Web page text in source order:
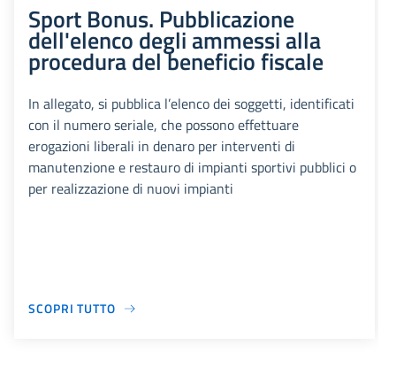
Sport Bonus. Pubblicazione
dell'elenco degli ammessi alla
procedura del beneficio fiscale
In allegato, si pubblica l’elenco dei soggetti, identificati
con il numero seriale, che possono effettuare
erogazioni liberali in denaro per interventi di
manutenzione e restauro di impianti sportivi pubblici o
per realizzazione di nuovi impianti
SCOPRI TUTTO